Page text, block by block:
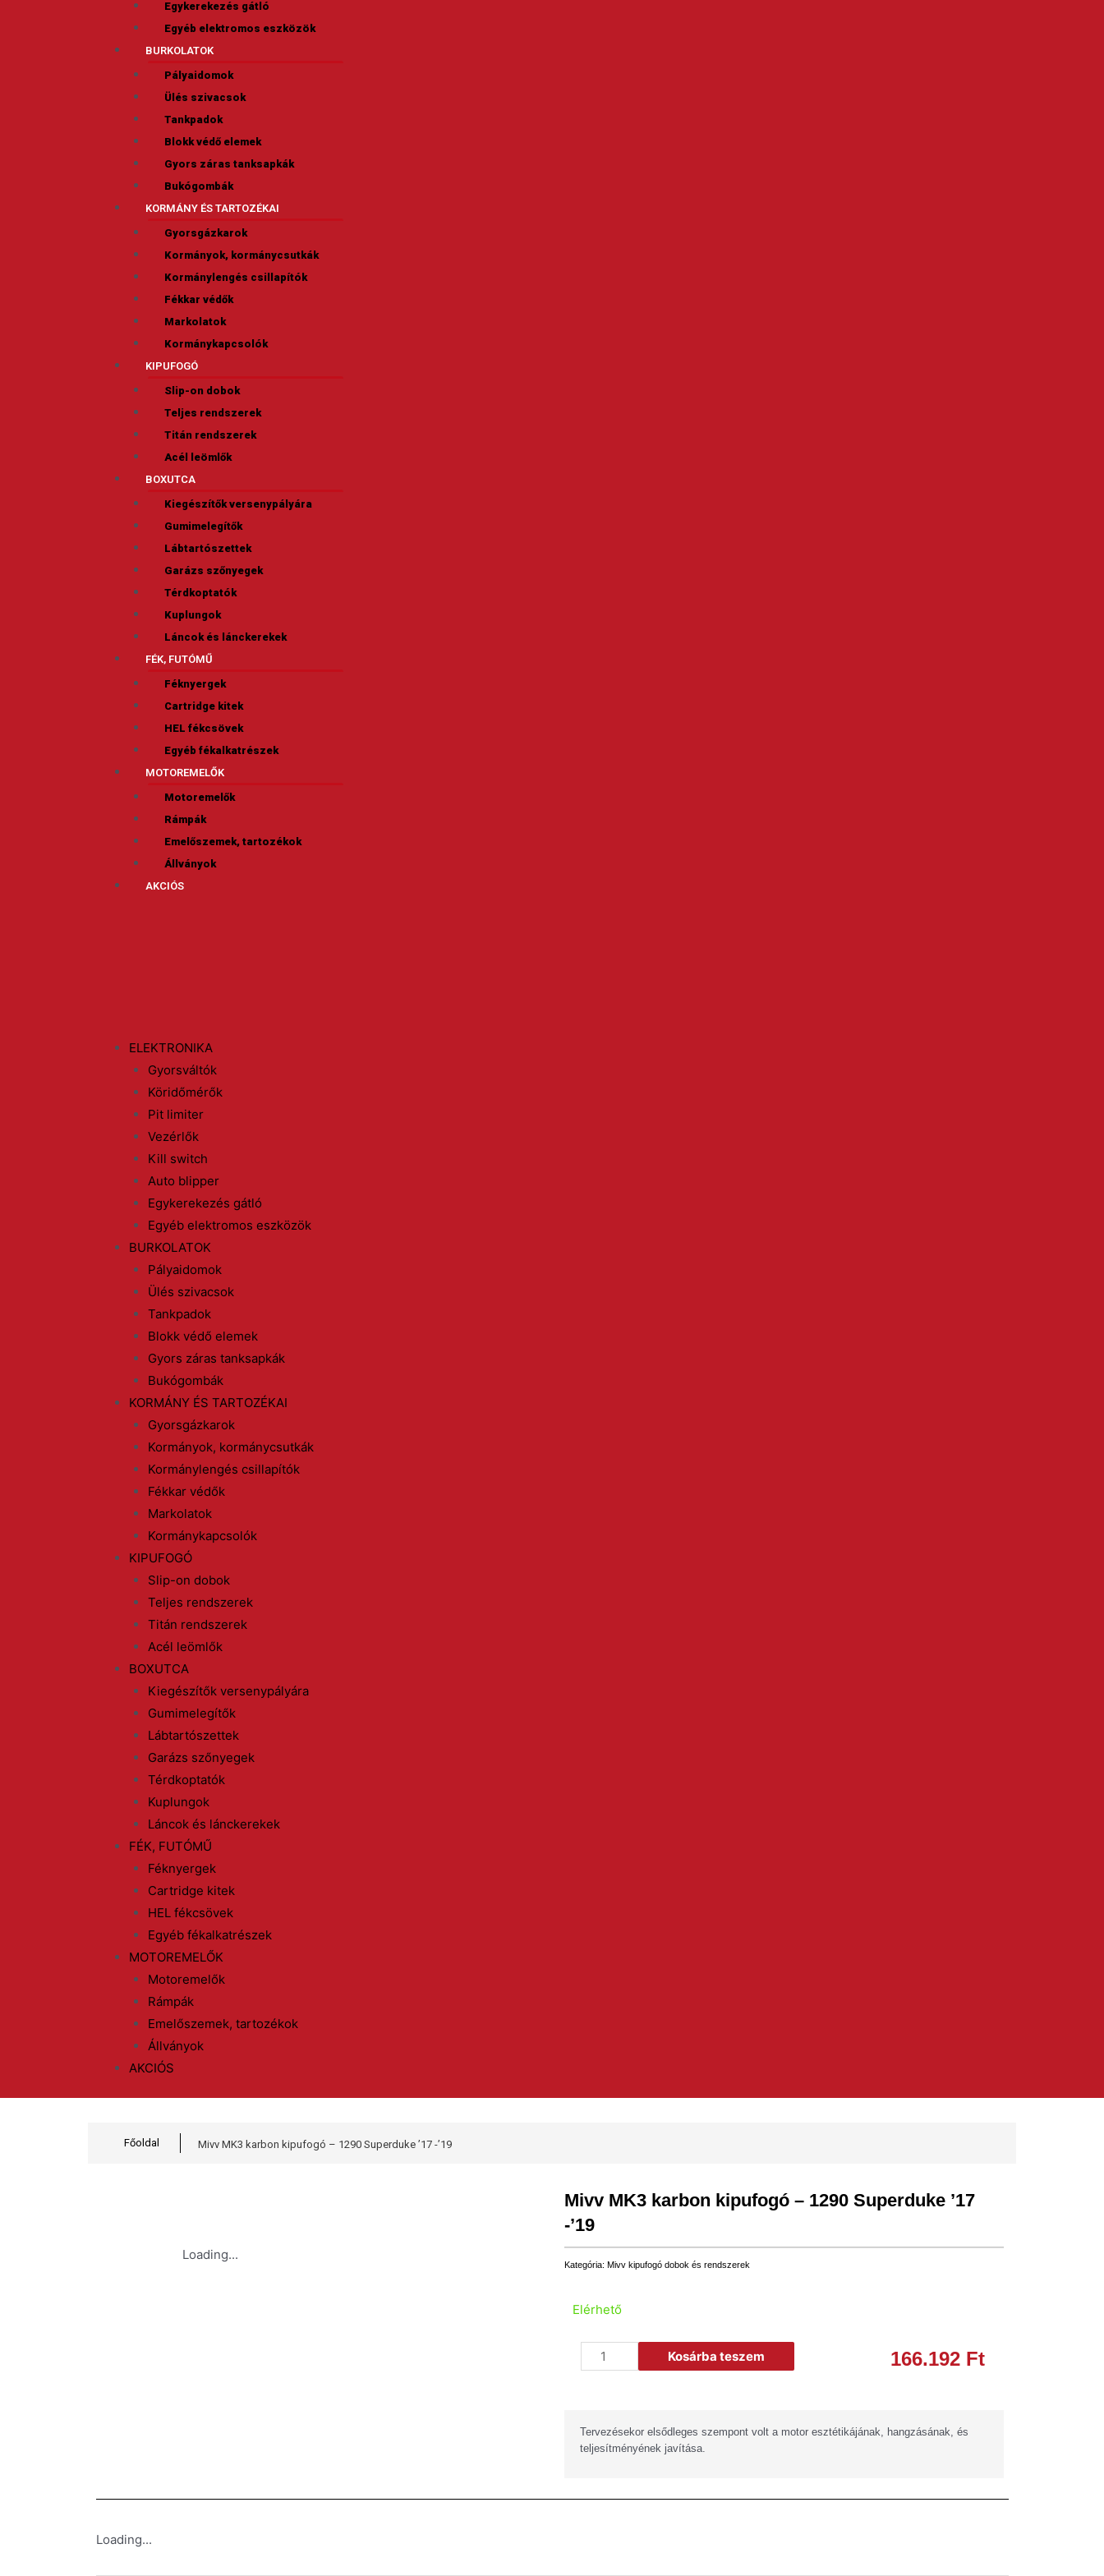
Egykerekezés gátló
Egyéb elektromos eszközök
BURKOLATOK
Pályaidomok
Ülés szivacsok
Tankpadok
Blokk védő elemek
Gyors záras tanksapkák
Bukógombák
KORMÁNY ÉS TARTOZÉKAI
Gyorsgázkarok
Kormányok, kormánycsutkák
Kormánylengés csillapítók
Fékkar védők
Markolatok
Kormánykapcsolók
KIPUFOGÓ
Slip-on dobok
Teljes rendszerek
Titán rendszerek
Acél leömlők
BOXUTCA
Kiegészítők versenypályára
Gumimelegítők
Lábtartószettek
Garázs szőnyegek
Térdkoptatók
Kuplungok
Láncok és lánckerekek
FÉK, FUTÓMŰ
Féknyergek
Cartridge kitek
HEL fékcsövek
Egyéb fékalkatrészek
MOTOREMELŐK
Motoremelők
Rámpák
Emelőszemek, tartozékok
Állványok
AKCIÓS
ELEKTRONIKA
Gyorsváltók
Köridőmérők
Pit limiter
Vezérlők
Kill switch
Auto blipper
Egykerekezés gátló
Egyéb elektromos eszközök
BURKOLATOK
Pályaidomok
Ülés szivacsok
Tankpadok
Blokk védő elemek
Gyors záras tanksapkák
Bukógombák
KORMÁNY ÉS TARTOZÉKAI
Gyorsgázkarok
Kormányok, kormánycsutkák
Kormánylengés csillapítók
Fékkar védők
Markolatok
Kormánykapcsolók
KIPUFOGÓ
Slip-on dobok
Teljes rendszerek
Titán rendszerek
Acél leömlők
BOXUTCA
Kiegészítők versenypályára
Gumimelegítők
Lábtartószettek
Garázs szőnyegek
Térdkoptatók
Kuplungok
Láncok és lánckerekek
FÉK, FUTÓMŰ
Féknyergek
Cartridge kitek
HEL fékcsövek
Egyéb fékalkatrészek
MOTOREMELŐK
Motoremelők
Rámpák
Emelőszemek, tartozékok
Állványok
AKCIÓS
Főoldal Mivv MK3 karbon kipufogó – 1290 Superduke ’17 -’19
Loading...
Mivv MK3 karbon kipufogó – 1290 Superduke ’17
-’19
Kategória: Mivv kipufogó dobok és rendszerek
Elérhető
Kosárba teszem 166.192 Ft
Tervezésekor elsődleges szempont volt a motor esztétikájának, hangzásának, és
teljesítményének javítása.
Loading...